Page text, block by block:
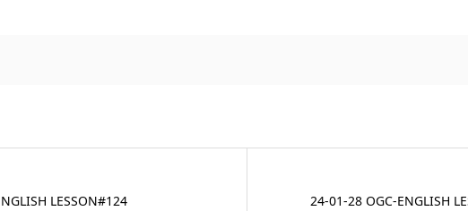
LESSON#124 24-01-28 OGC-ENGLISH